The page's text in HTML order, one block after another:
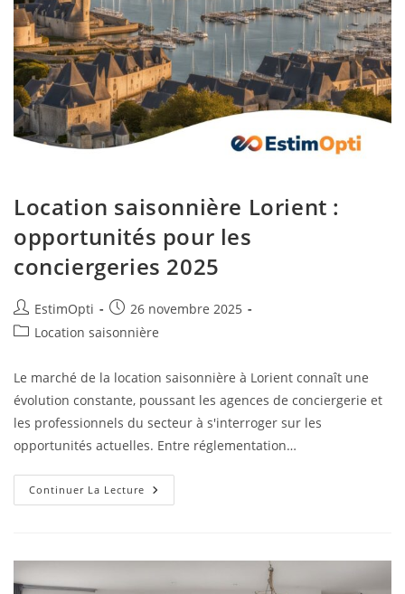
Location saisonnière Lorient :
opportunités pour les
conciergeries 2025
EstimOpti
26 novembre 2025
Location saisonnière
Le marché de la location saisonnière à Lorient connaît une
évolution constante, poussant les agences de conciergerie et
les professionnels du secteur à s'interroger sur les
opportunités actuelles. Entre réglementation…
Continuer La Lecture